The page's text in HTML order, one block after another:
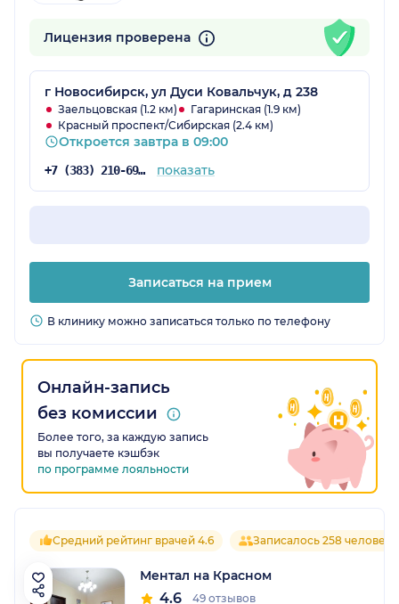
Лицензия проверена
г Новосибирск, ул Дуси Ковальчук, д 238
Заельцовская (1.2 км)
Гагаринская (1.9 км)
Красный проспект/Сибирская (2.4 км)
Откроется завтра в 09:00
+7 (383) 210-69-41 показать
Записаться на прием
В клинику можно записаться только по телефону
Онлайн-запись
без комиссии
Более того, за каждую запись
вы получаете кэшбэк
по программе лояльности
Средний рейтинг врачей 4.6 Записалось 258 человек
Ментал на Красном
4.6 49 отзывов